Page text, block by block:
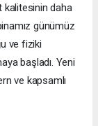
kalitesinin daha
günümüz
ve fiziki
başladı. Yeni
ve kapsamlı